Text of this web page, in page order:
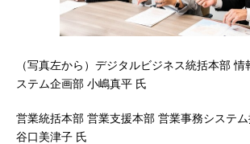
（写真左から）デジタルビジネス統括本部
ステム企画部 小嶋真平 氏
営業統括本部 営業支援本部 営業事務システ
谷口美津子 氏